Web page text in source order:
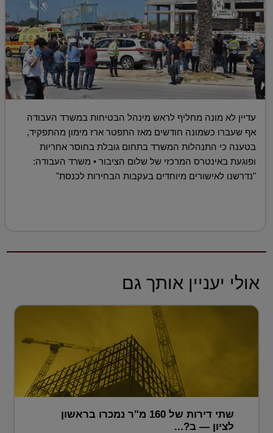
עדיין לא מונה מחליף לראש מינהל הבטיחות במשרד העבודה
אף שעברו כשמונה חודשים מאז התפטר ארז מימון מהתפקיד,
בטענה כי התנהלות המשרד בתחום גובלת בחוסר אחריות
ופוגעת באינטרס המרכזי של שלום הציבור • משרד העבודה:
"נדרשנו לאישורים מיוחדים בעקבות הבחירות לכנסת"
אולי יעניין אותך גם
שתי דירות של 160 מ"ר נמכרו בראשון
לציון — ב?...